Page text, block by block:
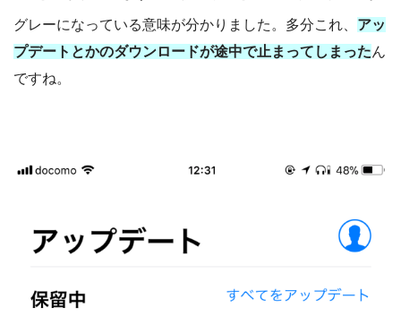
グレーになっている意味が分かりました。多分これ、 アッ
プデートとかのダウンロードが途中で止まってしまったん
ですね。